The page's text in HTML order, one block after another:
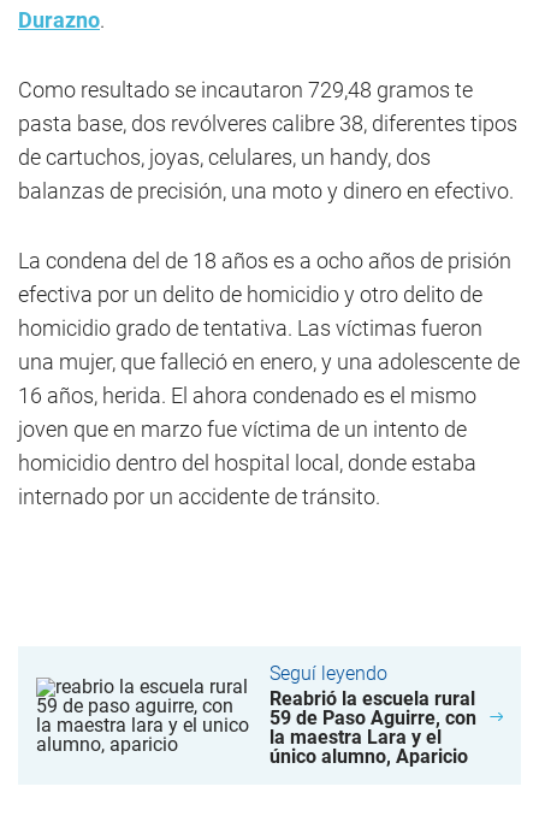
Durazno.
Como resultado se incautaron 729,48 gramos te
pasta base, dos revólveres calibre 38, diferentes tipos
de cartuchos, joyas, celulares, un handy, dos
balanzas de precisión, una moto y dinero en efectivo.
La condena del de 18 años es a ocho años de prisión
efectiva por un delito de homicidio y otro delito de
homicidio grado de tentativa. Las víctimas fueron
una mujer, que falleció en enero, y una adolescente de
16 años, herida. El ahora condenado es el mismo
joven que en marzo fue víctima de un intento de
homicidio dentro del hospital local, donde estaba
internado por un accidente de tránsito.
Seguí leyendo
Reabrió la escuela rural
59 de Paso Aguirre, con
la maestra Lara y el
único alumno, Aparicio